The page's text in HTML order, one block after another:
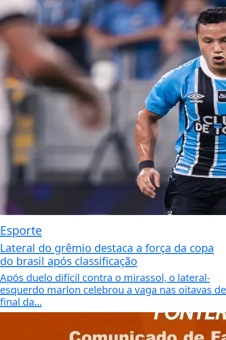
Esporte
Lateral do grêmio destaca a força da copa
do brasil após classificação
Após duelo difícil contra o mirassol, o lateral-
esquerdo marlon celebrou a vaga nas oitavas de
final da...